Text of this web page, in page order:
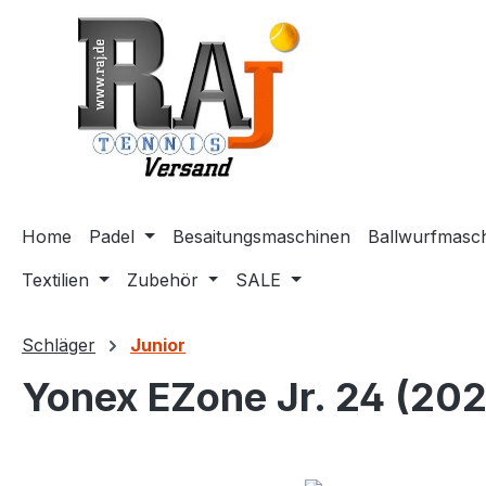
Hauptinhalt springen
Zur Suche springen
Zur Hauptnavigation springen
Home Padel Besaitungsmaschinen
Textilien
Zubehör SALE
Schläger Junior
Yonex EZone Jr. 24